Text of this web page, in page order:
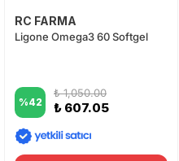
RC FARMA
Ligone Omega3 60 Softgel
%42
₺ 1,050.00
₺ 607.05